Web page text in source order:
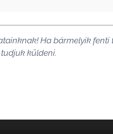
Ha bármelyik
küldeni.